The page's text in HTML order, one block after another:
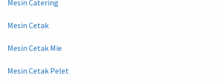
Mesin Catering
Mesin Cetak
Mesin Cetak Mie
Mesin Cetak Pelet